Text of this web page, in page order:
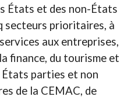
États et des non-États
secteurs prioritaires, à
aux entreprises,
finance, du tourisme et
parties et non
de la CEMAC, de